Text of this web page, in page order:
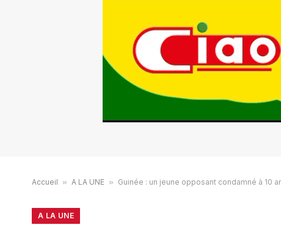
Accueil » A LA UNE » Guinée : un jeune opposant condamné à 10
A LA UNE